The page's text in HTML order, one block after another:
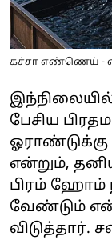
கச்சா எண்ணெய் -
பேசிய
என்றும்,
பிரம் ஹோம்
வேண்டும்